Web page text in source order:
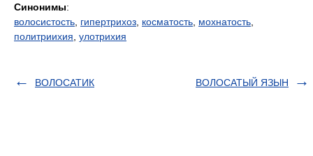
Синонимы:
волосистость гипертрихоз косматость мохнатость
политриихия улотрихия
ВОЛОСАТИК ВОЛОСАТЫЙ ЯЗЫН